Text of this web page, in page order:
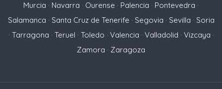
Murcia · Navarra · Ourense · Palencia · Pontevedra ·
Salamanca · Santa Cruz de Tenerife · Segovia · Sevilla · Soria
· Tarragona · Teruel · Toledo · Valencia · Valladolid · Vizcaya ·
Zamora · Zaragoza